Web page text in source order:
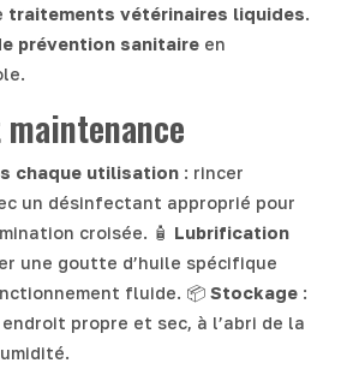
traitements vétérinaires liquides.
prévention sanitaire en
chaque utilisation : rincer
un désinfectant approprié pour
croisée. 🧴 Lubrification
une goutte d’huile spécifique
fluide. 📦 Stockage :
propre et sec, à l’abri de la